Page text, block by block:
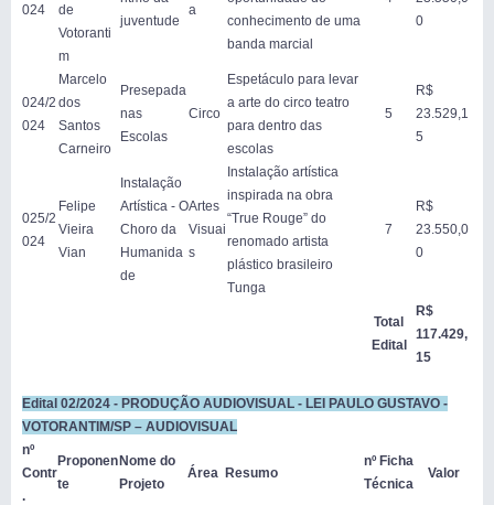
024
de
Votoranti
m
juventude
a
conhecimento de uma
banda marcial
0
024/2
024
Marcelo
dos
Santos
Carneiro
Presepada
nas
Escolas
Circo
Espetáculo para levar
a arte do circo teatro
para dentro das
escolas
5
R$
23.529,1
5
025/2
024
Felipe
Vieira
Vian
Instalação
Artística - O
Choro da
Humanida
de
Artes
Visuai
s
Instalação artística
inspirada na obra
“True Rouge” do
renomado artista
plástico brasileiro
Tunga
7
R$
23.550,0
0
Total
Edital
R$
117.429,
15
Edital 02/2024 - PRODUÇÃO AUDIOVISUAL - LEI PAULO GUSTAVO -
VOTORANTIM/SP – AUDIOVISUAL
nº
Contr
.
Proponen
te
Nome do
Projeto
Área Resumo
nº Ficha
Técnica
Valor